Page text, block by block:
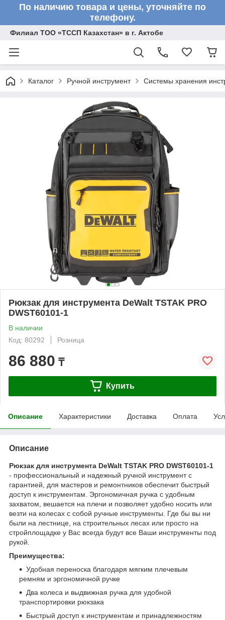
По наличию товара и цены, уточняйте по
телефону.
Филиал ТОО «ТССП Казахстан» в г. Актобе
Каталог Ручной инструмент Системы хранения
Рюкзак для инструмента DeWalt TSTAK PRO
DWST60101-1
В наличии
Код: 80292
Розница
86 880 ₸
Купить
Описание Характеристики Доставка Оплата
Описание
Рюкзак для инструмента DeWalt TSTAK PRO DWST60101-1
- профессиональный и надежный ручной инструмент с
гарантией, для мастеров и ремонтников обеспечит быстрый
доступ к инструментам. Эргономичная ручка с удобным
захватом, вешается на плечи и позволяет удобно носить или
везти на колесах с собой ручные инструменты. Где бы вы ни
были на лестнице, на строительных лесах или просто на
стройплощадке у Вас всегда будут все Ваши инструменты под
рукой.
Преимущества:
Удобная переноска благодаря мягким плечевым
ремням и эргономичной ручке
Два колеса и выдвижная ручка для удобной
транспортировки рюкзака
Быстрый доступ к инструментам и принадлежностям